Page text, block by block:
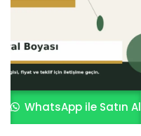
WhatsApp ile Satın Al